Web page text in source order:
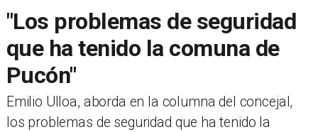
"Los problemas de seguridad
que ha tenido la comuna de
Pucón"
​Emilio Ulloa, aborda en la columna del concejal,
los problemas de seguridad que ha tenido la